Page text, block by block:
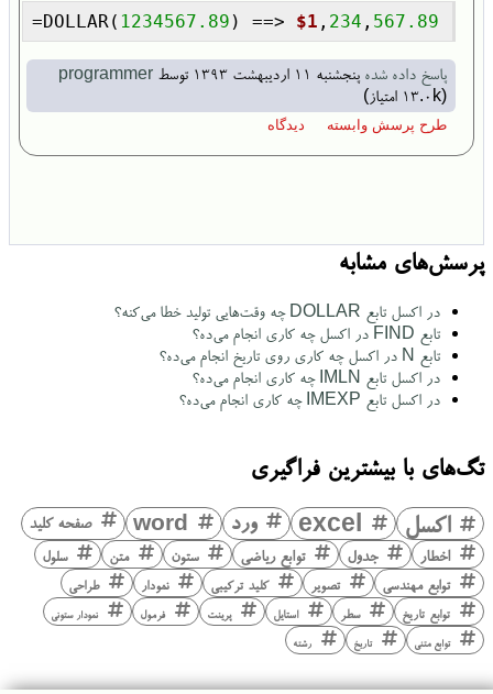
پرسش‌های مشابه
در اکسل تابع DOLLAR چه وقت‌هایی تولید خطا می‌کنه؟
تابع FIND در اکسل چه کاری انجام می‌ده؟
تابع N در اکسل چه کاری روی تاریخ انجام می‌ده؟
در اکسل تابع IMLN چه کاری انجام می‌ده؟
در اکسل تابع IMEXP چه کاری انجام می‌ده؟
تگ‌های با بیشترین فراگیری
اکسل
excel ورد word صفحه کلید
اخطار جدول توابع ریاضی ستون متن
سلول
توابع مهندسی
تصویر کلید ترکیبی نمودار طراحی
توابع تاریخ سطر استایل پرینت فرمول نمودار ستونی
توابع متنی تاریخ رشته
=DOLLAR( 1234567.89 ) ==> $1 , 234 , 567.89
پاسخ داده شده پنجشنبه ۱۱ اردیبهشت ۱۳۹۳ توسط programmer
(
13.0k امتیاز)